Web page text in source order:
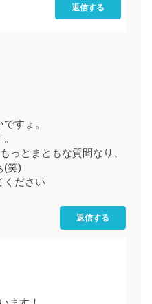
返信する
すょ。
っとまともな質問なり、
(笑)
ください
返信する